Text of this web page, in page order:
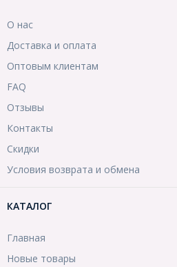
О нас
Доставка и оплата
Оптовым клиентам
FAQ
Отзывы
Контакты
Скидки
Условия возврата и обмена
КАТАЛОГ
Главная
Новые товары